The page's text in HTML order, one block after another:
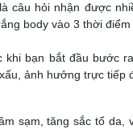
câu hỏi nhận được
body vào 3 thời
bạn bắt đầu bước
ảnh hưởng trực tiếp
sạm, tăng sắc tố da,